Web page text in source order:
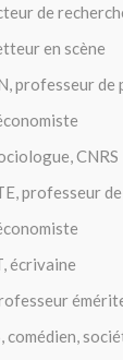
de
en scène
professeur de
CNRS
professeur
écrivaine
comédien,